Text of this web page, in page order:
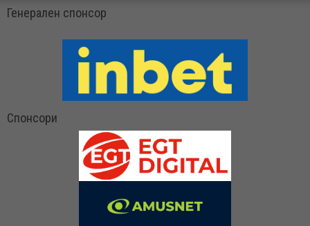
Генерален спонсор
Спонсори